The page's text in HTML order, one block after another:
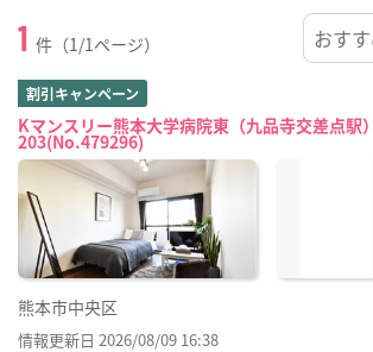
1 件（1/1ページ）
割引キャンペーン
Kマンスリー熊本大学病院東（九品寺交差点駅
203(No.479296)
熊本市中央区
情報更新日 2026/08/09 16:38